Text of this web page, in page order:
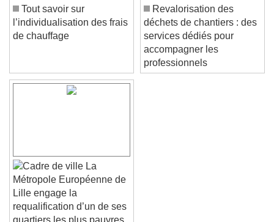
Tout savoir sur
l’individualisation des frais
Revalorisation des
déchets de chantiers : des
services dédiés pour
accompagner les
professionnels
La
Métropole Européenne de
Lille engage la
requalification d’un de ses